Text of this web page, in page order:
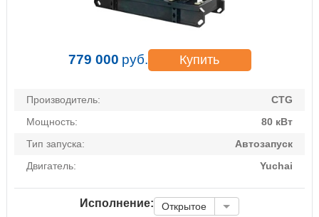
779 000 руб. Купить
Производитель:
CTG
Мощность:
80 кВт
Тип запуска:
Автозапуск
Двигатель:
Yuchai
Исполнение: Открытое